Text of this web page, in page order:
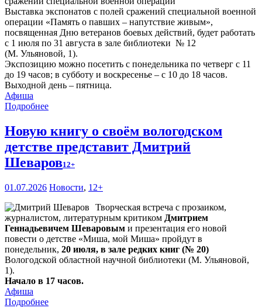
Выставка экспонатов с полей сражений специальной военной
операции «Память о павших – напутствие живым»,
посвященная Дню ветеранов боевых действий, будет работать
с 1 июля по 31 августа в зале библиотеки № 12
(М. Ульяновой, 1).
Экспозицию можно посетить с понедельника по четверг с 11
до 19 часов; в субботу и воскресенье – с 10 до 18 часов.
Выходной день – пятница.
Афиша
Подробнее
Новую книгу о своём вологодском
детстве представит Дмитрий
Шеваров12+
01.07.2026 Новости, 12+
Творческая встреча с прозаиком,
журналистом, литературным критиком Дмитрием
Геннадьевичем Шеваровым и презентация его новой
повести о детстве «Миша, мой Миша» пройдут в
понедельник, 20 июля, в зале редких книг (№ 20)
Вологодской областной научной библиотеки (М. Ульяновой,
1).
Начало в 17 часов.
Афиша
Подробнее